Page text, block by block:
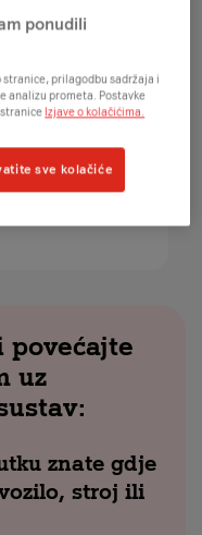
i alati
povećajte
uz
znate gdje
stroj ili
ponudili
prilagodbu sadržaja i
analizu prometa. Postavke
Izjave o kolačićima.
sve kolačiće